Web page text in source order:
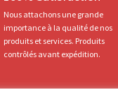
Nous attachons une grande
importance à la qualité de nos
produits et services. Produits
contrôlés avant expédition.